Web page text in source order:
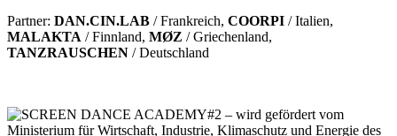
Partner: DAN.CIN.LAB / Frankreich, COORPI / Italien,
MALAKTA / Finnland, MØZ / Griechenland,
TANZRAUSCHEN / Deutschland